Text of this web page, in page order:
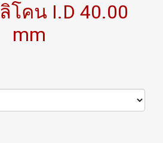
โคน I.D 40.00
mm